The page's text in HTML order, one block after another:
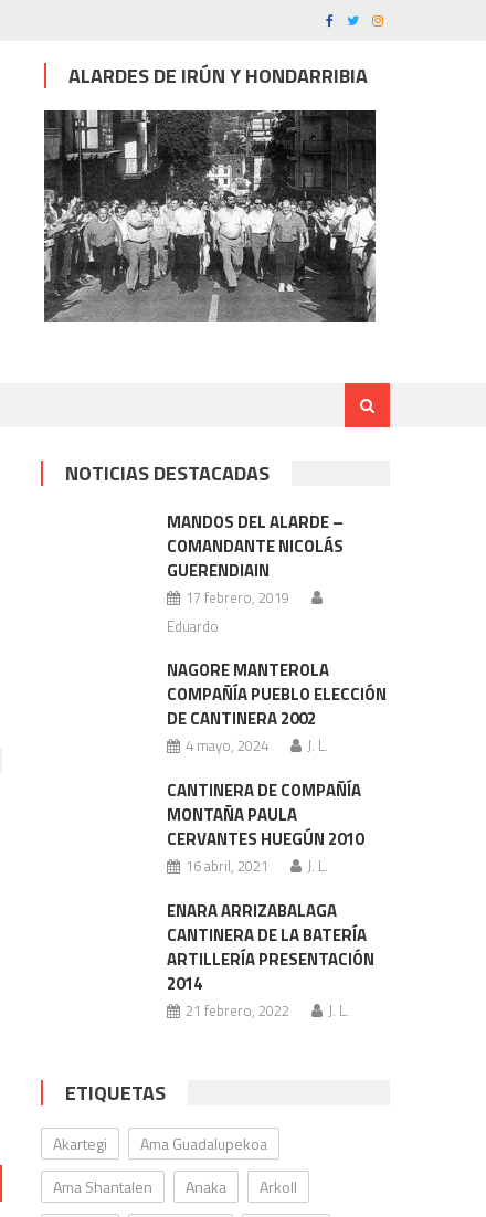
ALARDES DE IRÚN Y HONDARRIBIA
NOTICIAS DESTACADAS
MANDOS DEL ALARDE –
COMANDANTE NICOLÁS
GUERENDIAIN
17 febrero, 2019
Eduardo
NAGORE MANTEROLA
COMPAÑÍA PUEBLO ELECCIÓN
DE CANTINERA 2002
4 mayo, 2024 J. L.
CANTINERA DE COMPAÑÍA
MONTAÑA PAULA
CERVANTES HUEGÚN 2010
16 abril, 2021 J. L.
ENARA ARRIZABALAGA
CANTINERA DE LA BATERÍA
ARTILLERÍA PRESENTACIÓN
2014
21 febrero, 2022 J. L.
ETIQUETAS
Akartegi
Ama Guadalupekoa
Ama Shantalen
Anaka
Arkoll